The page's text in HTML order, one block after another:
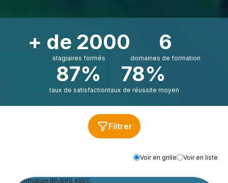
+ de 2000
stagiaires formés
6
domaines de formation
87%
taux de satisfaction
78%
taux de réussite moyen
Filtrer
Voir en grille Voir en liste